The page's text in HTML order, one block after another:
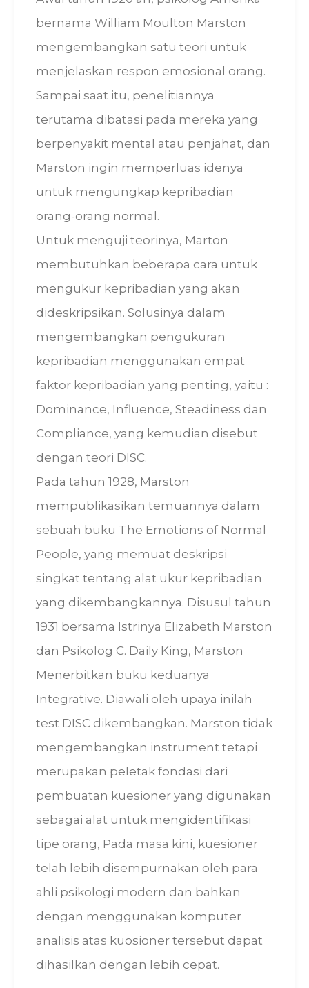
bernama William Moulton Marston
mengembangkan satu teori untuk
menjelaskan respon emosional orang.
Sampai saat itu, penelitiannya
terutama dibatasi pada mereka yang
berpenyakit mental atau penjahat, dan
Marston ingin memperluas idenya
untuk mengungkap kepribadian
orang-orang normal.
Untuk menguji teorinya, Marton
membutuhkan beberapa cara untuk
mengukur kepribadian yang akan
dideskripsikan. Solusinya dalam
mengembangkan pengukuran
kepribadian menggunakan empat
faktor kepribadian yang penting, yaitu :
Dominance, Influence, Steadiness dan
Compliance, yang kemudian disebut
dengan teori DISC.
Pada tahun 1928, Marston
mempublikasikan temuannya dalam
sebuah buku The Emotions of Normal
People, yang memuat deskripsi
singkat tentang alat ukur kepribadian
yang dikembangkannya. Disusul tahun
1931 bersama Istrinya Elizabeth Marston
dan Psikolog C. Daily King, Marston
Menerbitkan buku keduanya
Integrative. Diawali oleh upaya inilah
test DISC dikembangkan. Marston tidak
mengembangkan instrument tetapi
merupakan peletak fondasi dari
pembuatan kuesioner yang digunakan
sebagai alat untuk mengidentifikasi
tipe orang, Pada masa kini, kuesioner
telah lebih disempurnakan oleh para
ahli psikologi modern dan bahkan
dengan menggunakan komputer
analisis atas kuosioner tersebut dapat
dihasilkan dengan lebih cepat.